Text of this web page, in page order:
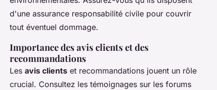
d'une assurance responsabilité civile pour couvrir
tout éventuel dommage.
Importance des avis clients et des
recommandations
Les avis clients et recommandations jouent un rôle
crucial. Consultez les témoignages sur les forums